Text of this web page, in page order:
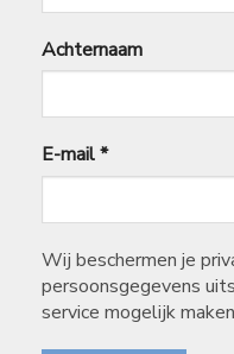
Achternaam
E-mail*
Wij beschermen je
persoonsgegevens
service mogelijk